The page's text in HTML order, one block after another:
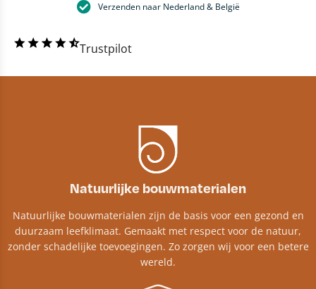
Verzenden naar Nederland & België
Trustpilot
Natuurlijke bouwmaterialen
Natuurlijke bouwmaterialen zijn de basis voor een gezond en
duurzaam leefklimaat. Gemaakt met respect voor de natuur,
zonder schadelijke toevoegingen. Zo zorgen wij voor een betere
wereld.